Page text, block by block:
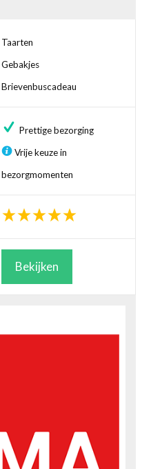
Taarten
Gebakjes
Brievenbuscadeau
Prettige bezorging
Vrije keuze in
bezorgmomenten
Bekijken